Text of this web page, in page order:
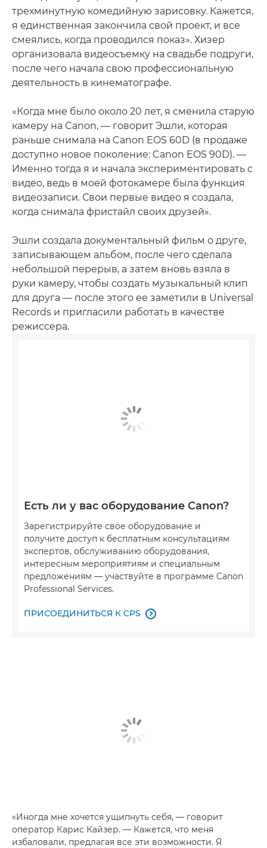
трехминутную комедийную зарисовку. Кажется,
я единственная закончила свой проект, и все
смеялись, когда проводился показ». Хизер
организовала видеосъемку на свадьбе подруги,
после чего начала свою профессиональную
деятельность в кинематографе.
«Когда мне было около 20 лет, я сменила старую
камеру на Canon, — говорит Эшли, которая
раньше снимала на Canon EOS 60D (в продаже
доступно новое поколение: Canon EOS 90D). —
Именно тогда я и начала экспериментировать с
видео, ведь в моей фотокамере была функция
видеозаписи. Свои первые видео я создала,
когда снимала фристайл своих друзей».
Эшли создала документальный фильм о друге,
записывающем альбом, после чего сделала
небольшой перерыв, а затем вновь взяла в
руки камеру, чтобы создать музыкальный клип
для друга — после этого ее заметили в Universal
Records и пригласили работать в качестве
режиссера.
Есть ли у вас оборудование Canon?
Зарегистрируйте свое оборудование и
получите доступ к бесплатным консультациям
экспертов, обслуживанию оборудования,
интересным мероприятиям и специальным
предложениям — участвуйте в программе Canon
Professional Services.
ПРИСОЕДИНИТЬСЯ К CPS 
«Иногда мне хочется ущипнуть себя, — говорит
оператор Карис Кайзер. — Кажется, что меня
избаловали, предлагая все эти возможности. Я